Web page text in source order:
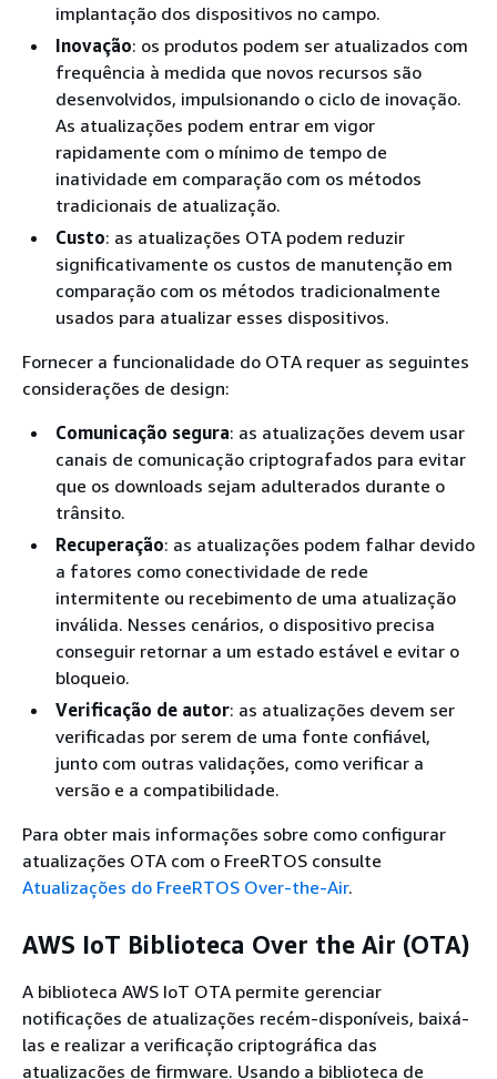
implantação dos dispositivos no campo.
Inovação: os produtos podem ser atualizados com
frequência à medida que novos recursos são
desenvolvidos, impulsionando o ciclo de inovação.
As atualizações podem entrar em vigor
rapidamente com o mínimo de tempo de
inatividade em comparação com os métodos
tradicionais de atualização.
Custo: as atualizações OTA podem reduzir
significativamente os custos de manutenção em
comparação com os métodos tradicionalmente
usados para atualizar esses dispositivos.
Fornecer a funcionalidade do OTA requer as seguintes
considerações de design:
Comunicação segura: as atualizações devem usar
canais de comunicação criptografados para evitar
que os downloads sejam adulterados durante o
trânsito.
Recuperação: as atualizações podem falhar devido
a fatores como conectividade de rede
intermitente ou recebimento de uma atualização
inválida. Nesses cenários, o dispositivo precisa
conseguir retornar a um estado estável e evitar o
bloqueio.
Verificação de autor: as atualizações devem ser
verificadas por serem de uma fonte confiável,
junto com outras validações, como verificar a
versão e a compatibilidade.
Para obter mais informações sobre como configurar
atualizações OTA com o FreeRTOS consulte
Atualizações do FreeRTOS Over-the-Air.
AWS IoT Biblioteca Over the Air (OTA)
A biblioteca AWS IoT OTA permite gerenciar
notificações de atualizações recém-disponíveis, baixá-
las e realizar a verificação criptográfica das
atualizações de firmware. Usando a biblioteca de